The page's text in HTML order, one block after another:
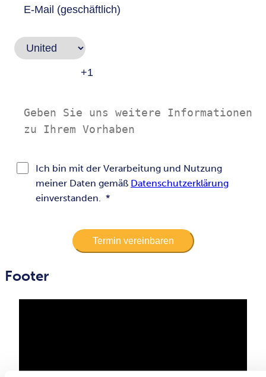
Ich bin mit der Verarbeitung und Nutzung
meiner Daten gemäß Datenschutzerklärung
einverstanden. *
Footer